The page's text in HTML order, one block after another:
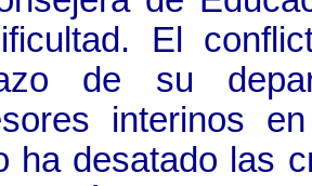
El
de su
interinos
ha desatado las